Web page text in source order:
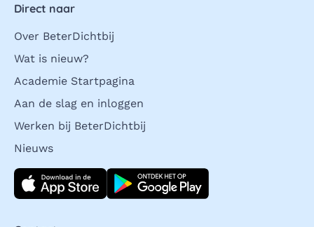
Direct naar
Over BeterDichtbij
Wat is nieuw?
Academie Startpagina
Aan de slag en inloggen
Werken bij BeterDichtbij
Nieuws
Download direct